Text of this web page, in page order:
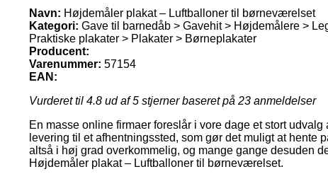
Navn: Højdemåler plakat – Luftballoner til børneværelset
Kategori: Gave til barnedåb > Gavehit > Højdemålere >
Praktiske plakater > Plakater > Børneplakater
Producent:
Varenummer: 57154
EAN:
Vurderet til 4.8 ud af 5 stjerner baseret på 23 anmeldelser
En masse online firmaer foreslår i vore dage et stort
levering til et afhentningssted, som gør det muligt at hente
altså i høj grad overkommelig, og mange gange desuden
Højdemåler plakat – Luftballoner til børneværelset.